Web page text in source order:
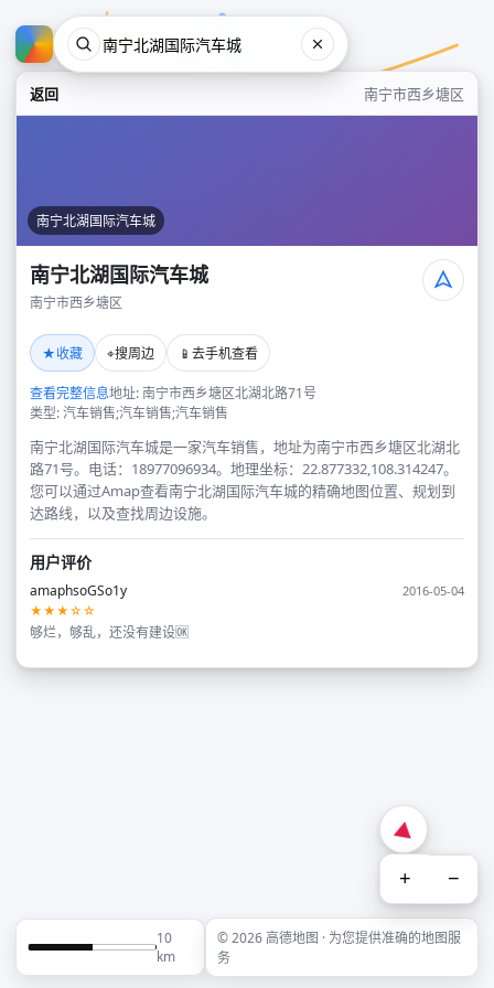
返回 南宁市西乡塘区
南宁北湖国际汽车城
南宁北湖国际汽车城
南宁市西乡塘区
★收藏 ⌖搜周边 📱 去手机查看
查看完整信息地址: 南宁市西乡塘区北湖北路71号
类型: 汽车销售;汽车销售;汽车销售
南宁北湖国际汽车城是一家汽车销售，地址为南宁市西乡塘区北湖北
路71号。电话：18977096934。地理坐标：22.877332,108.314247。
您可以通过Amap查看南宁北湖国际汽车城的精确地图位置、规划到
达路线，以及查找周边设施。
用户评价
amaphsoGSo1y
2016-05-04
★★★☆☆
够烂，够乱，还没有建设🆗
+ −
10
km
© 2026 高德地图 · 为您提供准确的地图服
务